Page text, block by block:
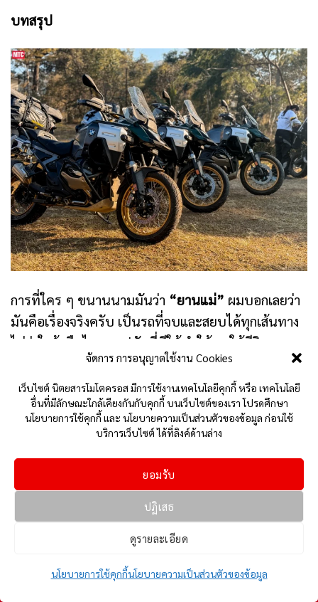
จัดการ การอนุญาตใช้งาน Cookies
เว็บไซต์ นิตยสารโมโตครอส มีการใช้งานเทคโนโลยีคุกกี้ หรือ เทคโนโลยี
อื่นที่มีลักษณะใกล้เคียงกันกับคุกกี้ บนเว็บไซต์ของเรา โปรดศึกษา
นโยบายการใช้คุกกี้ และ นโยบายความเป็นส่วนตัวของข้อมูล ก่อนใช้
บริการเว็บไซต์ ได้ที่ลิงค์ด้านล่าง
ยอมรับ
ปฏิเสธ
ดูรายละเอียด
นโยบายการใช้คุกกี้นโยบายความเป็นส่วนตัวของข้อมูล
บทสรุป
การที่ใคร ๆ ขนานนามมันว่า “ยานแม่” ผมบอกเลยว่า
มันคือเรื่องจริงครับ เป็นรถที่จบและสยบได้ทุกเส้นทาง
ไม่ว่าใกล้หรือไกล ออปชันที่มีให้ทำให้เราใช้ชีวิตบนรถ
นอกจากนี้ BMW ใส่ใจเรื่องความปลอดภัยและ
เทคโนโลยีที่ทำให้การเดินทางไกลเป็นเรื่องง่ายและสนุก
แต่เป็นบ้าน บ้านที่มีคนที่เรารักรอเราอยู่ต่างหาก
BMW Motorrad Thailand
BMW R1300 GSA Option 719 ASAที่ให้ผมได้ทำตาม
ความฝันและได้สัมผัสสมรรถนะของยานแม่ตัวจริง
ขอบคุณพี่สุกี้ พี่เล่ และพี่ ๆ ร่วมทริปทุกคนสำหรับ